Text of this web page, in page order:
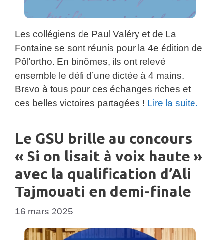
Les collégiens de Paul Valéry et de La
Fontaine se sont réunis pour la 4e édition de
Pôl’ortho. En binômes, ils ont relevé
ensemble le défi d’une dictée à 4 mains.
Bravo à tous pour ces échanges riches et
ces belles victoires partagées ! Lire la suite.
Le GSU brille au concours
« Si on lisait à voix haute »
avec la qualification d’Ali
Tajmouati en demi-finale
16 mars 2025